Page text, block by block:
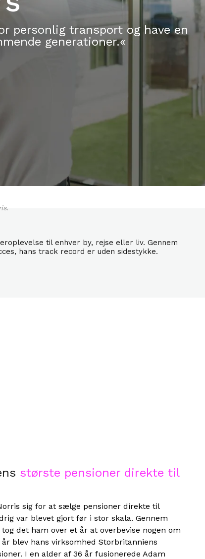
personlig transport og have en
generationer.«
til enhver by, rejse eller liv. Gennem
hans track record er uden sidestykke.
største pensioner direkte til
sig for at sælge pensioner direkte til
var blevet gjort før i stor skala. Gennem
det ham over et år at overbevise nogen om
blev hans virksomhed Storbritanniens
I en alder af 36 år fusionerede Adam